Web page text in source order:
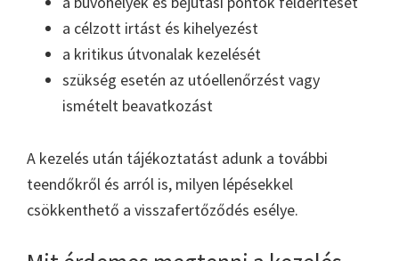
a célzott irtást és kihelyezést
a kritikus útvonalak kezelését
szükség esetén az utóellenőrzést vagy
ismételt beavatkozást
A kezelés után tájékoztatást adunk a további
teendőkről és arról is, milyen lépésekkel
csökkenthető a visszafertőződés esélye.